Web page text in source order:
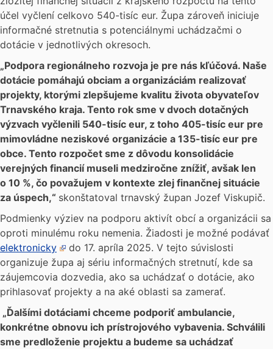
účel vyčlení celkovo 540-tisíc eur. Župa zároveň iniciuje
informačné stretnutia s potenciálnymi uchádzačmi o
dotácie v jednotlivých okresoch.
„Podpora regionálneho rozvoja je pre nás kľúčová. Naše
dotácie pomáhajú obciam a organizáciám realizovať
projekty, ktorými zlepšujeme kvalitu života obyvateľov
Trnavského kraja. Tento rok sme v dvoch dotačných
výzvach vyčlenili 540-tisíc eur, z toho 405-tisíc eur pre
mimovládne neziskové organizácie a 135-tisíc eur pre
obce. Tento rozpočet sme z dôvodu konsolidácie
verejných financií museli medziročne znížiť, avšak len
o 10 %, čo považujem v kontexte zlej finančnej situácie
za úspech,“ skonštatoval trnavský župan Jozef Viskupič.
Podmienky výziev na podporu aktivít obcí a organizácii sa
oproti minulému roku nemenia. Žiadosti je možné podávať
elektronicky
do 17. apríla 2025. V tejto súvislosti
organizuje župa aj sériu informačných stretnutí, kde sa
záujemcovia dozvedia, ako sa uchádzať o dotácie, ako
prihlasovať projekty a na aké oblasti sa zamerať.
„Ďalšími dotáciami chceme podporiť ambulancie,
konkrétne obnovu ich prístrojového vybavenia. Schválili
sme predloženie projektu a budeme sa uchádzať